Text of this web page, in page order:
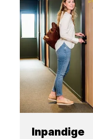
Inpandige